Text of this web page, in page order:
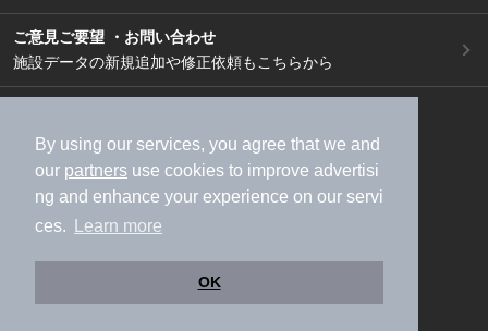
By using our services, you agree that we and
our partners use cookies to improve advertisi
ng and enhance your experience on our servi
ces.
Learn more
OK
ご意見ご要望 ・お問い合わせ
施設データの新規追加や修正依頼もこちらから
加盟店募集（資料請求）
広告出稿のご案内
利用規約
ライフスタイルMEMBERS+規約
特定商取引法に基づく表記
ヘルプ
採用情報
運営会社